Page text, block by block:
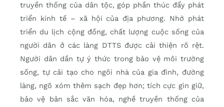
truyền thống của dân tộc, góp phần thúc đẩy phát
triển kinh tế – xã hội của địa phương. Nhờ phát
triển du lịch cộng đồng, chất lượng cuộc sống của
người dân ở các làng DTTS được cải thiện rõ rệt.
Người dân dần tự ý thức trong bảo vệ môi trường
sống, tự cải tạo cho ngôi nhà của gia đình, đường
làng, ngõ xóm thêm sạch đẹp hơn; tích cực gìn giữ,
bảo vệ bản sắc văn hóa, nghề truyền thống của